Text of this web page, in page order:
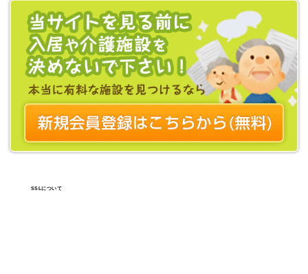
SSLについて